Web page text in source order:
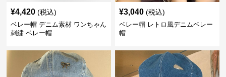
¥4,420 (税込)
ベレー帽 デニム素材 ワンちゃん
刺繍 ベレー帽
¥3,040 (税込)
ベレー帽 レトロ風デニムベレー
帽